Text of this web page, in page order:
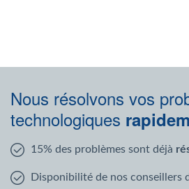
Nous résolvons vos
technologiques
15% des problèmes sont déjà
Disponibilité de nos conseillers